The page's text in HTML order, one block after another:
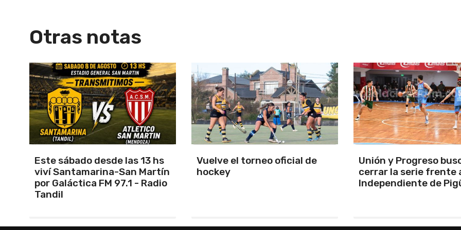
Otras notas
Vuelve el torneo oficial de
hockey
Unión y Progreso busca
cerrar la serie frente a
Se programó la
URD